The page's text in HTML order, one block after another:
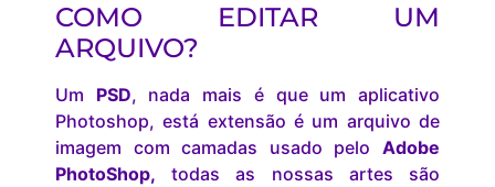
COMO EDITAR UM
ARQUIVO?
Um PSD, nada mais é que um aplicativo
Photoshop, está extensão é um arquivo de
imagem com camadas usado pelo Adobe
PhotoShop, todas as nossas artes são